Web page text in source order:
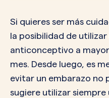
Si quieres ser más
la posibilidad de
anticonceptivo a
mes. Desde luego, es
evitar un embarazo no
sugiere utilizar